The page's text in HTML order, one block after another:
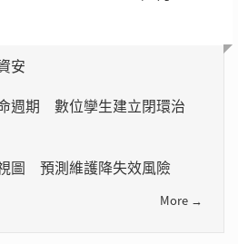
安
週期 數位孿生建立閉環治
圖 預測維護降失效風險
More →